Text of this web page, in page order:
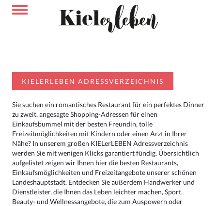
KIELERLEBEN ADRESSVERZEICHNIS
Sie suchen ein romantisches Restaurant für ein perfektes Dinner
zu zweit, angesagte Shopping-Adressen für einen
Einkaufsbummel mit der besten Freundin, tolle
Freizeitmöglichkeiten mit Kindern oder einen Arzt in Ihrer
Nähe? In unserem großen KIELerLEBEN Adressverzeichnis
werden Sie mit wenigen Klicks garantiert fündig. Übersichtlich
aufgelistet zeigen wir Ihnen hier die besten Restaurants,
Einkaufsmöglichkeiten und Freizeitangebote unserer schönen
Landeshauptstadt. Entdecken Sie außerdem Handwerker und
Dienstleister, die Ihnen das Leben leichter machen, Sport,
Beauty- und Wellnessangebote, die zum Auspowern oder